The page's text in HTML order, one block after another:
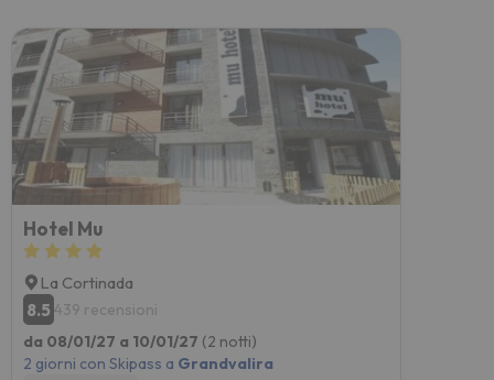
Hotel Mu
La Cortinada
8.5 439 recensioni
da 08/01/27 a 10/01/27 (2 notti)
2 giorni con Skipass a Grandvalira